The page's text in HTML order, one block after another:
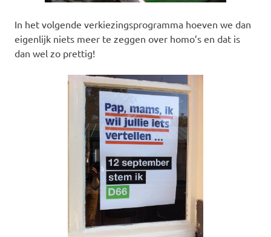
In het volgende verkiezingsprogramma hoeven we dan
eigenlijk niets meer te zeggen over homo’s en dat is
dan wel zo prettig!